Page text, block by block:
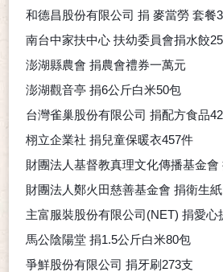
和德昌股份有限公司 捐 麥當勞 套餐
南台中家扶中心 扶幼委員會捐水餃25
澎湖縣農會 捐農會禮券一萬元
澎湖觀音亭 捐6公斤白米50包
台灣雀巢股份有限公司 捐配方食品42
栩立企業社 捐兒童保暖衣457件
財團法人基督教真理文化傳播基金會
財團法人鄭火田慈善基金會 捐衛生紙
主富服裝股份有限公司(NET)捐愛心
馬公陰陽堂 捐1.5公斤白米80包
爭鮮股份有限公司 捐牙刷 273支